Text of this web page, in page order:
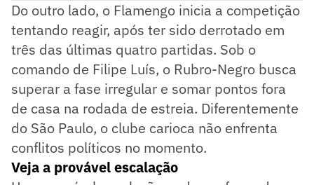
Do outro lado, o Flamengo inicia a competição
tentando reagir, após ter sido derrotado em
três das últimas quatro partidas. Sob o
comando de Filipe Luís, o Rubro-Negro busca
superar a fase irregular e somar pontos fora
de casa na rodada de estreia. Diferentemente
do São Paulo, o clube carioca não enfrenta
conflitos políticos no momento.
Veja a provável escalação